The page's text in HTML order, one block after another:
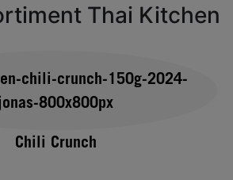
Thai Kitchen
Chili Crunch